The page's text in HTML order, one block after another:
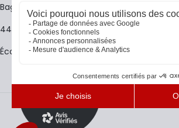
Baguetterie Shop Online
44 ans de rencontres
Écoles